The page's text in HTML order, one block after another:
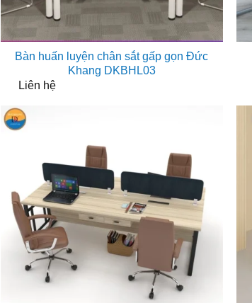
Bàn huấn luyện chân sắt gấp gọn Đức
Khang DKBHL03
Liên hệ